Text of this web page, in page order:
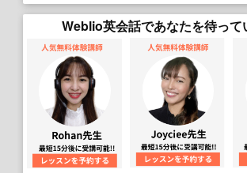
Weblio英会話であなたを待って